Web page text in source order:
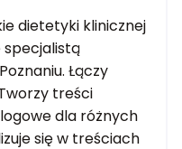
dietetyki klinicznej
specjalistą
Łączy
treści
dla różnych
się w treściach